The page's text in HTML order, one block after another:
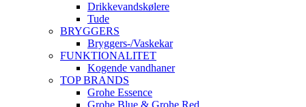
Drikkevandskølere
Tude
BRYGGERS
Bryggers-/Vaskekar
FUNKTIONALITET
Kogende vandhaner
TOP BRANDS
Grohe Essence
Grohe Blue & Grohe Red